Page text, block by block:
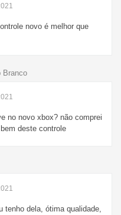
novo é melhor que
Branco
no novo xbox? não comprei
deste controle
tenho dela, ótima qualidade,